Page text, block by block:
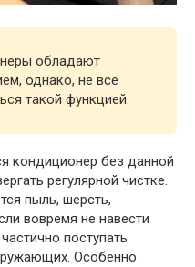
обладают
однако, не все
такой функцией.
кондиционер без данной
регулярной чистке.
пыль, шерсть,
вовремя не навести
поступать
Особенно